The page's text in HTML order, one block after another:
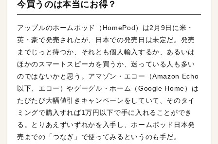
今買うのは本当にお得？
アップルのホームポッド（HomePod）は2月9日に米・
英・豪で発売されたが、日本での発売日は未定だ。発売
までじっと待つか、それとも個人輸入するか、あるいは
ほかのスマートスピーカを買うか、迷っている人も多い
のではないかと思う。アマゾン・エコー（Amazon Echo
以下、エコー）やグーグル・ホーム（Google Home）は
たびたび大幅値引きキャンペーンをしていて、そのタイ
ミングで購入すれば1万円以下で手に入れることができ
る。とりあえずいずれかを入手し、ホームポッド日本発
売までの「つなぎ」で使ってみるというのも手だ。